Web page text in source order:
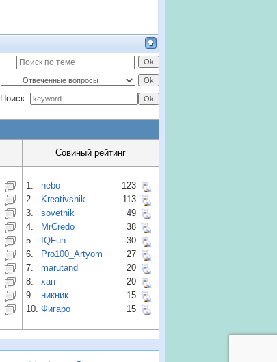
Поиск:
Совиный рейтинг
1. nebo
123
2.
Kreativshik
113
3.
sovetnik
49
4.
MrCredo
38
5.
IQFun
30
6.
Pro100_Artyom
27
7.
marutand
20
8.
хан
20
9.
никник
15
10. Фигаро 15